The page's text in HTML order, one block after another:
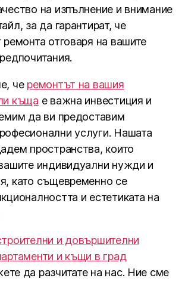
на изпълнение и внимание
за да гарантират, че
ремонта отговаря на вашите
че ремонтът на вашия
къща е важна инвестиция и
да ви предоставим
услуги. Нашата
пространства, които
индивидуални нужди и
като същевременно се
и естетиката на
и довършителни
и къщи в град
да разчитате на нас. Ние сме